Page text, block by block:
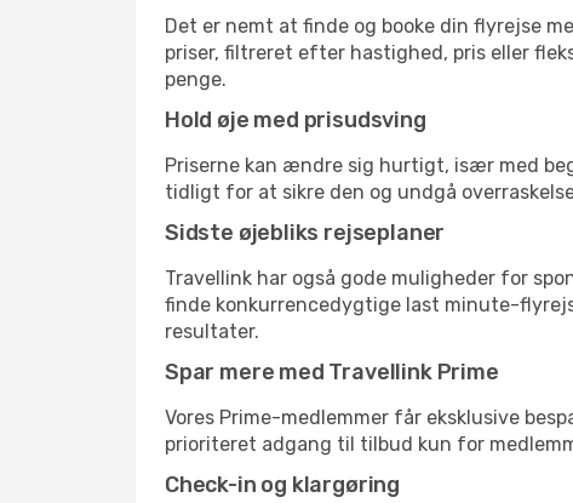
Det er nemt at finde og booke din flyrejse
priser, filtreret efter hastighed, pris eller
penge.
Hold øje med prisudsving
Priserne kan ændre sig hurtigt, især med
tidligt for at sikre den og undgå
Sidste øjebliks rejseplaner
Travellink har også gode muligheder for
finde konkurrencedygtige last minute-
resultater.
Spar mere med Travellink Prime
Vores Prime-medlemmer får eksklusive
prioriteret adgang til tilbud kun for
Check-in og klargøring